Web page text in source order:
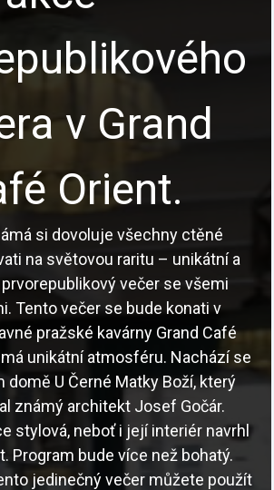
v Grand
Orient.
si dovoluje všechny ctěné
na světovou raritu – unikátní a
večer se všemi
Tento večer se bude konati v
pražské kavárny Grand Café
má unikátní atmosféru. Nachází se
U Černé Matky Boží, který
známý architekt Josef Gočár.
stylová, neboť i její interiér navrhl
Program bude více než bohatý.
jedinečný večer můžete použít